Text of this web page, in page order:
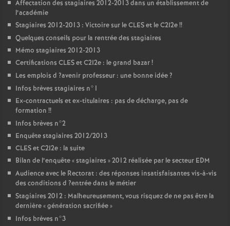
Affectation des stagiaires 2012-2013 dans un établissement de
l’académie
Stagiaires 2012-2013 : Victoire sur leCLESet le C2I2e!!
Quelques conseils pour la rentrée des stagiaires
Mémo stagiaires 2012-2013
Certifications CLESet C2I2e : le grand bazar!
Les emplois d ?avenir professeur : une bonne idée?
Infos brèves stagiaires n°1
Ex-contractuels et ex-titulaires : pas de décharge, pas de
formation !!
Infos brèves n°2
Enquête stagiaires 2012/2013
CLESet C2I2e : la suite
Bilan de l’enquête «stagiaires » 2012 réalisée par le secteur EDM
Audience avec le Rectorat : des réponses insatisfaisantes vis-à-vis
des conditions d ?entrée dans le métier
Stagiaires 2012 : Malheureusement, vous risquez de ne pas être la
dernière «génération sacrifiée»
Infos brèves n°3